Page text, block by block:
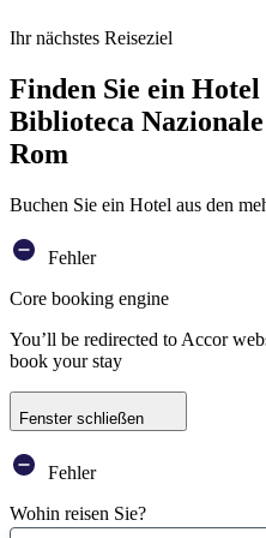
Ihr nächstes Reiseziel
Finden Sie ein
Biblioteca
Rom
Buchen Sie ein Hotel aus den
Fehler
Core booking engine
You’ll be redirected to Accor
book your stay
Fenster schließen
Fehler
Wohin reisen Sie?